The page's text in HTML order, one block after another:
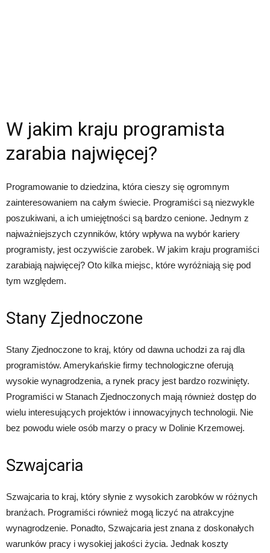
W jakim kraju programista
zarabia najwięcej?
Programowanie to dziedzina, która cieszy się ogromnym
zainteresowaniem na całym świecie. Programiści są niezwykle
poszukiwani, a ich umiejętności są bardzo cenione. Jednym z
najważniejszych czynników, który wpływa na wybór kariery
programisty, jest oczywiście zarobek. W jakim kraju programiści
zarabiają najwięcej? Oto kilka miejsc, które wyróżniają się pod
tym względem.
Stany Zjednoczone
Stany Zjednoczone to kraj, który od dawna uchodzi za raj dla
programistów. Amerykańskie firmy technologiczne oferują
wysokie wynagrodzenia, a rynek pracy jest bardzo rozwinięty.
Programiści w Stanach Zjednoczonych mają również dostęp do
wielu interesujących projektów i innowacyjnych technologii. Nie
bez powodu wiele osób marzy o pracy w Dolinie Krzemowej.
Szwajcaria
Szwajcaria to kraj, który słynie z wysokich zarobków w różnych
branżach. Programiści również mogą liczyć na atrakcyjne
wynagrodzenie. Ponadto, Szwajcaria jest znana z doskonałych
warunków pracy i wysokiej jakości życia. Jednak koszty